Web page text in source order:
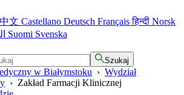
中文 Castellano Deutsch Françaisहिन्दी Norsk
Suomi Svenska
Szukaj
w Białymstoku › Wydział
› Zakład Farmacji Klinicznej